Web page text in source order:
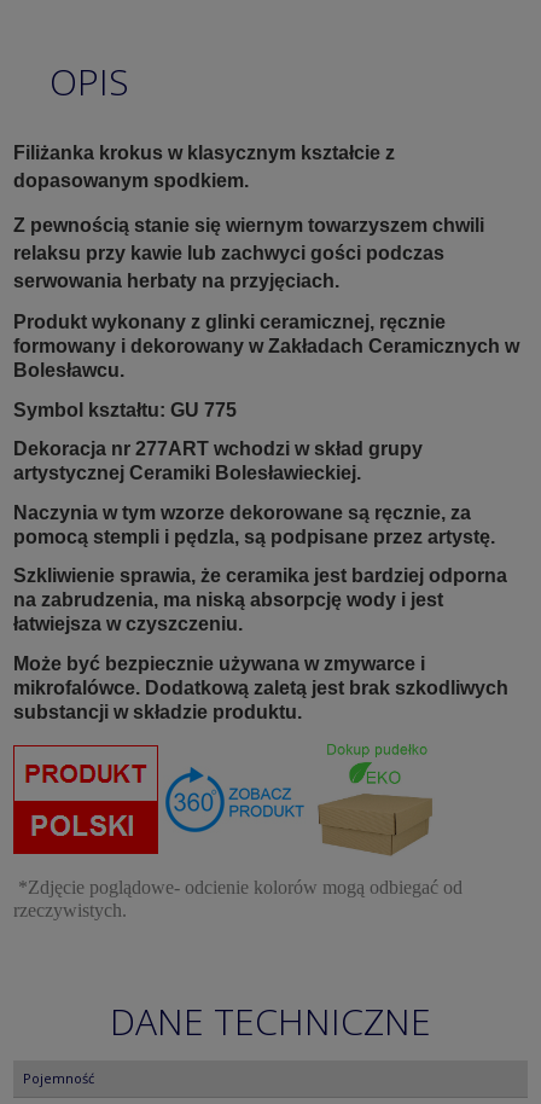
OPIS
Filiżanka krokus w klasycznym kształcie z
dopasowanym spodkiem.
Z pewnością stanie się wiernym towarzyszem chwili
relaksu przy kawie lub zachwyci gości podczas
serwowania herbaty na przyjęciach.
Produkt wykonany z glinki ceramicznej, ręcznie
formowany i dekorowany w Zakładach Ceramicznych w
Bolesławcu.
Symbol kształtu: GU 775
Dekoracja nr 277ART wchodzi w skład grupy
artystycznej Ceramiki Bolesławieckiej.
Naczynia w tym wzorze dekorowane są ręcznie, za
pomocą stempli i pędzla, są podpisane przez artystę.
Szkliwienie sprawia, że ceramika jest bardziej odporna
na zabrudzenia, ma niską absorpcję wody i jest
łatwiejsza w czyszczeniu.
Może być bezpiecznie używana w zmywarce i
mikrofalówce. Dodatkową zaletą jest brak szkodliwych
substancji w składzie produktu.
*Zdjęcie poglądowe- odcienie kolorów mogą odbiegać od
rzeczywistych.
DANE TECHNICZNE
Pojemność